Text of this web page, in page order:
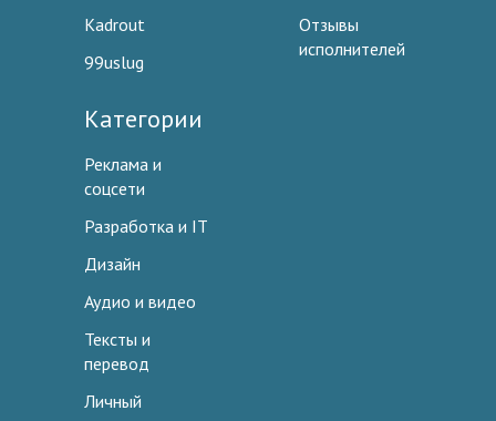
Kadrout
99uslug
Отзывы
исполнителей
Категории
Реклама и
соцсети
Разработка и IT
Дизайн
Аудио и видео
Тексты и
перевод
Личный